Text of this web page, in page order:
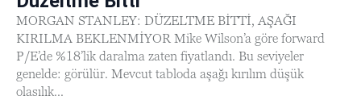
MORGAN STANLEY: DÜZELTME BİTTİ, AŞAĞI
KIRILMA BEKLENMİYOR Mike Wilson’a göre forward
P/E’de %18’lik daralma zaten fiyatlandı. Bu seviyeler
genelde: görülür. Mevcut tabloda aşağı kırılım düşük
olasılık...